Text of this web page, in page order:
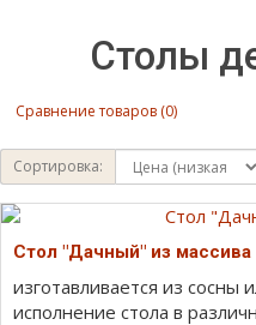
Столы
Сравнение товаров (0)
Сортировка:
Стол "Дачный" из массива
изготавливается из
исполнение стола в